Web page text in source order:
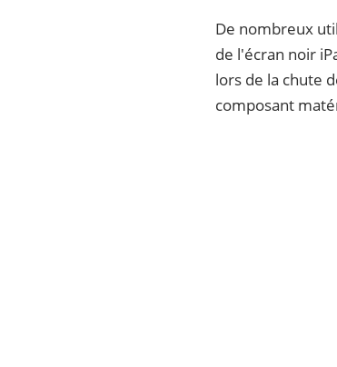
De nombreux
de l'écran noir
lors de la chute
composant